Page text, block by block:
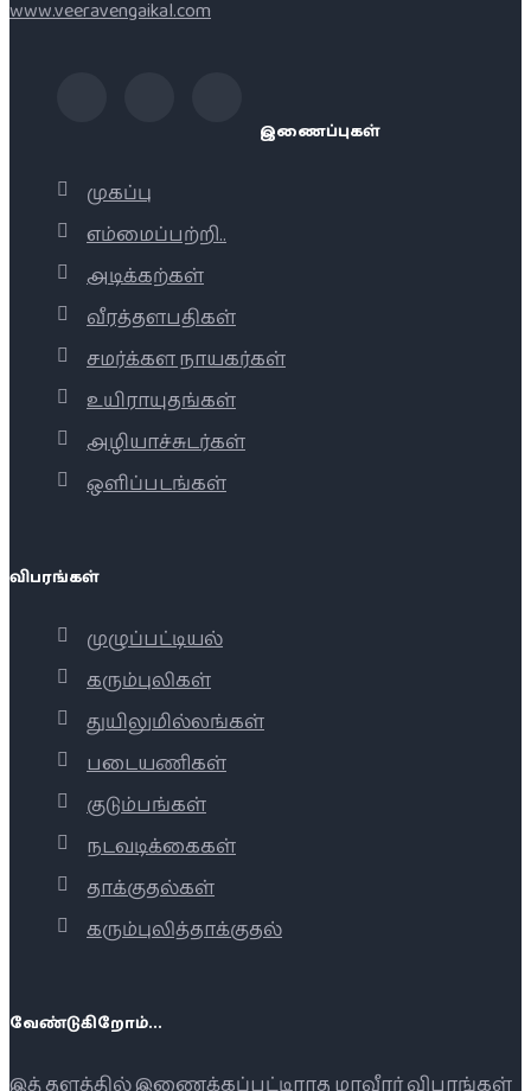
www.veeravengaikal.com
இணைப்புகள்
முகப்பு
எம்மைப்பற்றி..
அடிக்கற்கள்
வீரத்தளபதிகள்
சமர்க்கள நாயகர்கள்
உயிராயுதங்கள்
அழியாச்சுடர்கள்
ஒளிப்படங்கள்
விபரங்கள்
முழுப்பட்டியல்
கரும்புலிகள்
துயிலுமில்லங்கள்
படையணிகள்
குடும்பங்கள்
நடவடிக்கைகள்
தாக்குதல்கள்
கரும்புலித்தாக்குதல்
வேண்டுகிறோம்...